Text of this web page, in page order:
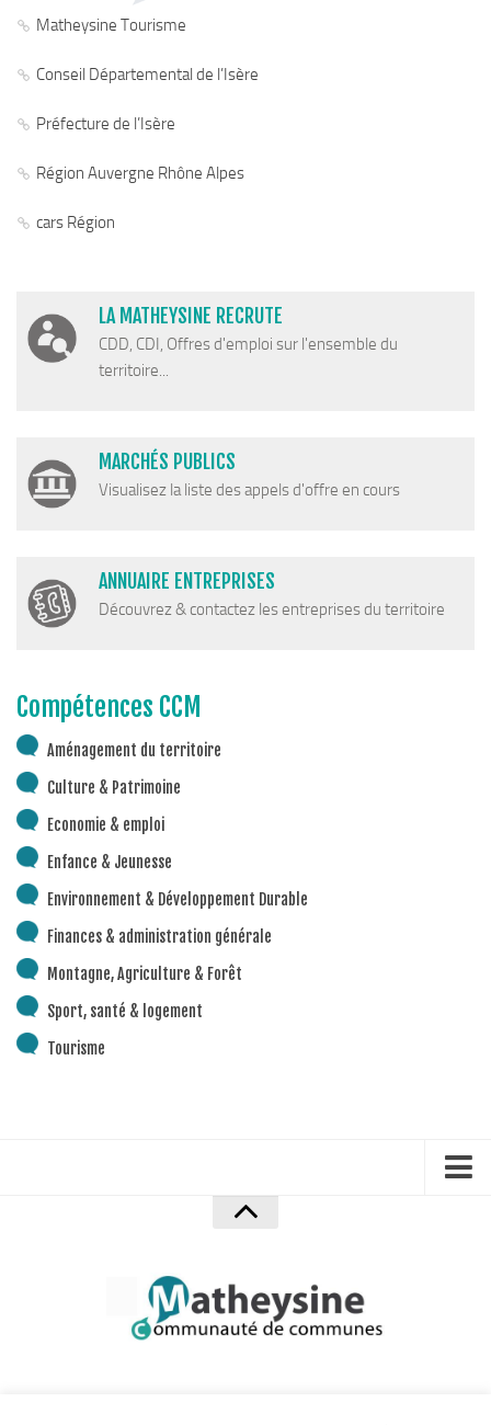
Espace Naturel Sensible (ENS)
Sentiers de randonnée
Idées sorties faciles
Via Matacena
Déchets
Déchetterie intercommunale et points propres
Gestion des déchets
Transition énergétique
Certificats d’Economie d’Energie (CEE)
Logement
SPANC
Matheysine Tourisme
Conseil Départemental de l’Isère
Préfecture de l’Isère
Région Auvergne Rhône Alpes
cars Région
LA MATHEYSINE RECRUTE
CDD, CDI, Offres d'emploi sur l'ensemble du
territoire...
MARCHÉS PUBLICS
Visualisez la liste des appels d'offre en cours
ANNUAIRE ENTREPRISES
Découvrez & contactez les entreprises du territoire
Compétences CCM
Aménagement du territoire
Culture & Patrimoine
Economie & emploi
Enfance & Jeunesse
Environnement & Développement Durable
Finances & administration générale
Montagne, Agriculture & Forêt
Sport, santé & logement
Tourisme
Politique de confidentialité